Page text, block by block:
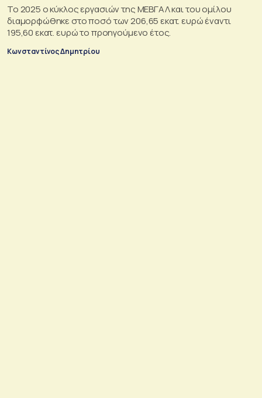
Το 2025 ο κύκλος εργασιών της ΜΕΒΓΑΛ και του ομίλου
διαμορφώθηκε στο ποσό των 206,65 εκατ. ευρώ έναντι
195,60 εκατ. ευρώ το προηγούμενο έτος.
Κωνσταντίνος Δημητρίου